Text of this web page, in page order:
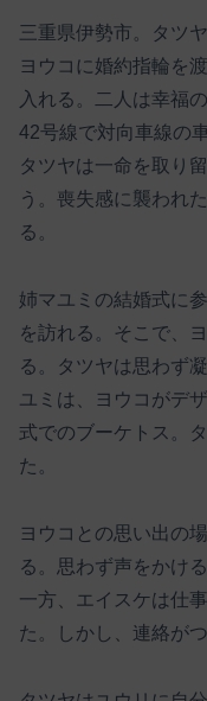
三重県伊勢市。タツ
ヨウコに婚約指輪を
入れる。二人は幸福
42号線で対向車線の
タツヤは一命を取り
う。喪失感に襲われ
る。
姉マユミの結婚式に
を訪れる。そこで、
る。タツヤは思わず
ユミは、ヨウコがデ
式でのブーケトス。
た。
ヨウコとの思い出の
る。思わず声をかけ
一方、エイスケは仕
た。しかし、連絡が